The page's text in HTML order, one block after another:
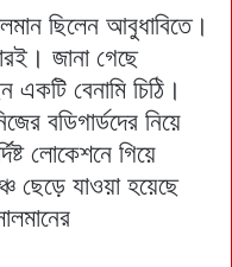
ছিলেন আবুধাবিতে।
জানা গেছে
বেনামি চিঠি।
বডিগার্ডদের নিয়ে
লোকেশনে গিয়ে
ছেড়ে যাওয়া হয়েছে